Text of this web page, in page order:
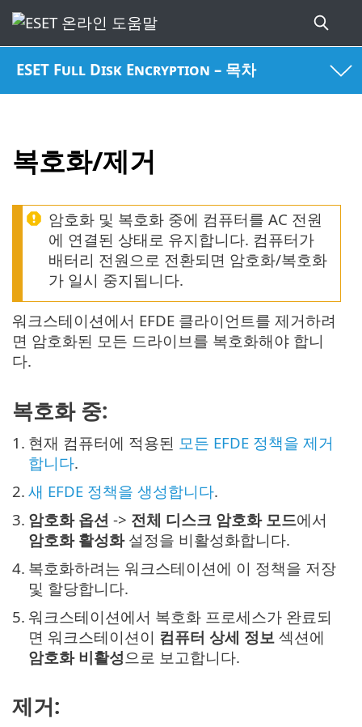
ESET Full Disk Encryption – 목차
복호화/제거
암호화 및 복호화 중에 컴퓨터를 AC 전원
에 연결된 상태로 유지합니다. 컴퓨터가
배터리 전원으로 전환되면 암호화/복호화
가 일시 중지됩니다.
워크스테이션에서 EFDE 클라이언트를 제거하려
면 암호화된 모든 드라이브를 복호화해야 합니
다.
복호화 중:
1. 현재 컴퓨터에 적용된 모든 EFDE 정책을 제거
합니다.
2. 새 EFDE 정책을 생성합니다.
3. 암호화 옵션 -> 전체 디스크 암호화 모드에서
암호화 활성화설정을 비활성화합니다.
4. 복호화하려는 워크스테이션에 이 정책을 저장
및 할당합니다.
5. 워크스테이션에서 복호화 프로세스가 완료되
면 워크스테이션이 컴퓨터 상세 정보 섹션에
암호화 비활성 으로 보고합니다.
제거: